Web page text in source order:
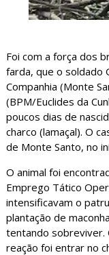
Foi com a força dos
farda, que o soldado
Companhia (Monte
(BPM/Euclides da
poucos dias de
charco (lamaçal). O
de Monte Santo, no
O animal foi
Emprego Tático
intensificavam o
plantação de
tentando sobreviver.
reação foi entrar no